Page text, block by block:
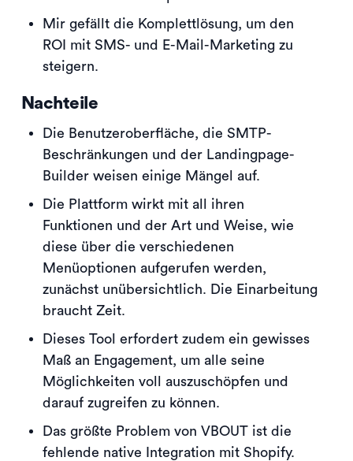
Mir gefällt die Komplettlösung, um den
ROI mit SMS- und E-Mail-Marketing zu
steigern.
Nachteile
Die Benutzeroberfläche, die SMTP-
Beschränkungen und der Landingpage-
Builder weisen einige Mängel auf.
Die Plattform wirkt mit all ihren
Funktionen und der Art und Weise, wie
diese über die verschiedenen
Menüoptionen aufgerufen werden,
zunächst unübersichtlich. Die Einarbeitung
braucht Zeit.
Dieses Tool erfordert zudem ein gewisses
Maß an Engagement, um alle seine
Möglichkeiten voll auszuschöpfen und
darauf zugreifen zu können.
Das größte Problem von VBOUT ist die
fehlende native Integration mit Shopify.